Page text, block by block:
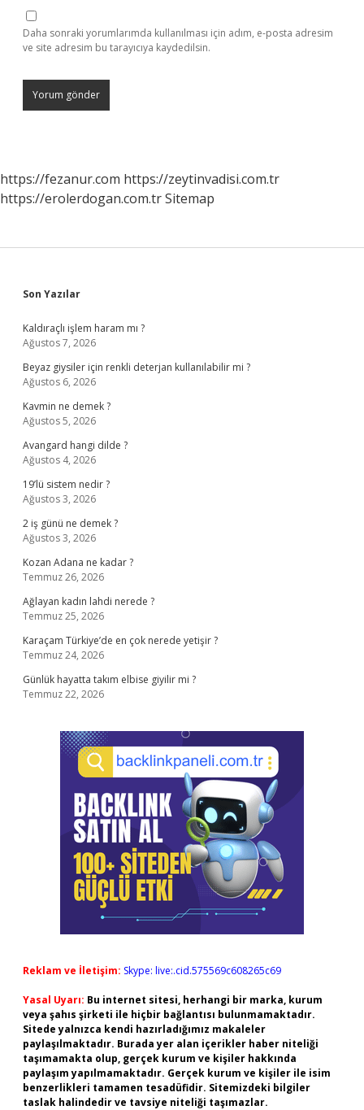
Daha sonraki yorumlarımda kullanılması için adım, e-posta adresim
ve site adresim bu tarayıcıya kaydedilsin.
https://fezanur.com https://zeytinvadisi.com.tr
https://erolerdogan.com.trSitemap
Sidebar
Son Yazılar
Kaldıraçlı işlem haram mı ?
Ağustos 7, 2026
Beyaz giysiler için renkli deterjan kullanılabilir mi ?
Ağustos 6, 2026
Kavmin ne demek ?
Ağustos 5, 2026
Avangard hangi dilde ?
Ağustos 4, 2026
19’lü sistem nedir ?
Ağustos 3, 2026
2 iş günü ne demek ?
Ağustos 3, 2026
Kozan Adana ne kadar ?
Temmuz 26, 2026
Ağlayan kadın lahdi nerede ?
Temmuz 25, 2026
Karaçam Türkiye’de en çok nerede yetişir ?
Temmuz 24, 2026
Günlük hayatta takım elbise giyilir mi ?
Temmuz 22, 2026
Reklam ve İletişim: Skype: live:.cid.575569c608265c69
Yasal Uyarı: Bu internet sitesi, herhangi bir marka, kurum
veya şahıs şirketi ile hiçbir bağlantısı bulunmamaktadır.
Sitede yalnızca kendi hazırladığımız makaleler
paylaşılmaktadır. Burada yer alan içerikler haber niteliği
taşımamakta olup, gerçek kurum ve kişiler hakkında
paylaşım yapılmamaktadır. Gerçek kurum ve kişiler ile isim
benzerlikleri tamamen tesadüfidir. Sitemizdeki bilgiler
taslak halindedir ve tavsiye niteliği taşımazlar.